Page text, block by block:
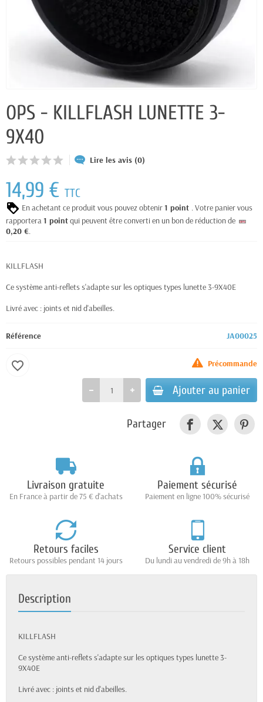
OPS - KILLFLASH LUNETTE 3-
9X40
Lire les avis (0)
14,99 € TTC
En achetant ce produit vous pouvez obtenir1 point . Votre panier vous
rapportera1 pointqui peuvent être converti en un bon de réduction de
0,20 €.
KILLFLASH
Ce système anti-reflets s'adapte sur les optiques types lunette 3-9X40E
Livré avec : joints et nid d'abeilles.
Référence JA00025
Précommande
Ajouter au panier
favorite_border
Partager
Livraison gratuite
En France à partir de 75 € d'achats
Paiement sécurisé
Paiement en ligne 100% sécurisé
Retours faciles
Retours possibles pendant 14 jours
Service client
Du lundi au vendredi de 9h à 18h
Description
KILLFLASH
Ce système anti-reflets s'adapte sur les optiques types lunette 3-
9X40E
Livré avec : joints et nid d'abeilles.